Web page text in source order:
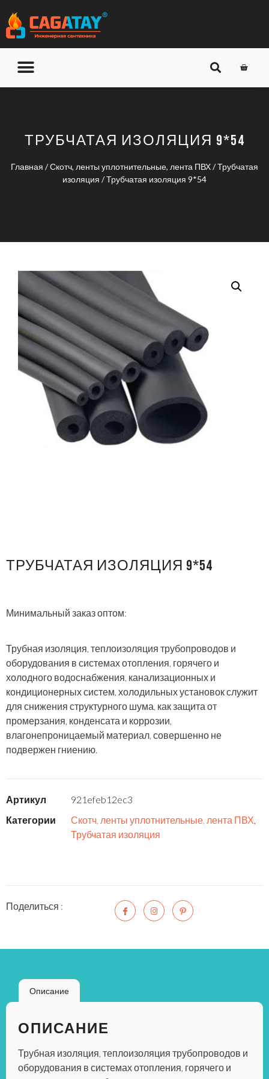
ТРУБЧАТАЯ ИЗОЛЯЦИЯ 9*54
Главная /Скотч, ленты уплотнительные, лента ПВХ/Трубчатая
изоляция / Трубчатая изоляция 9*54
ТРУБЧАТАЯ ИЗОЛЯЦИЯ 9*54
Минимальный заказ оптом:
Трубная изоляция, теплоизоляция трубопроводов и
оборудования в системах отопления, горячего и
холодного водоснабжения, канализационных и
кондиционерных систем, холодильных установок служит
для снижения структурного шума, как защита от
промерзания, конденсата и коррозии,
влагонепроницаемый материал, совершенно не
подвержен гниению.
Артикул
921efeb12ec3
Категории
Скотч, ленты уплотнительные, лента ПВХ,
Трубчатая изоляция
Поделиться :
Описание
ОПИСАНИЕ
Трубная изоляция, теплоизоляция трубопроводов и
оборудования в системах отопления, горячего и